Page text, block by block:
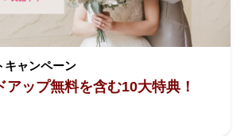
キャンペーン
アップ無料を含む10大特典！